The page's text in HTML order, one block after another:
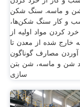
و ماسه. سنگ شکن
و کار سنگ شکن‌ها،
کردن مواد اولیه از
خارج شده از معدن تا
مصارف گوناگون
شن و ماسه، شن بتن
سازی